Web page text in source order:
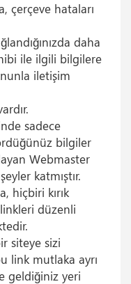
çerçeve hataları
daha
ile ilgili bilgilere
iletişim
sadece
bilgiler
Webmaster
katmıştır.
hiçbiri kırık
düzenli
siteye sizi
link mutlaka ayrı
geldiğiniz yeri